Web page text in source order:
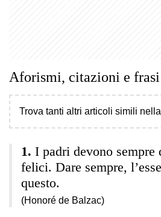
Aforismi, citazioni e frasi
Trova tanti altri articoli simili
I padri devono sempre
felici. Dare sempre,
questo.
(Honoré de Balzac)